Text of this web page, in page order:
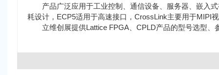
产品广泛应用于工业控制、通信设备、服务器、嵌入
耗设计，ECP5适用于高速接口，CrossLink主要用于MIPI
立维创展提供Lattice FPGA、CPLD产品的型号选型、